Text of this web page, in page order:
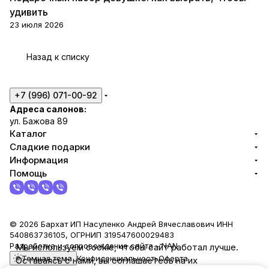
удивить
23 июля 2026
Назад к списку
+7 (996) 071-00-92
Адреса салонов:
ул. Бажова 89
Каталог
Сладкие подарки
Информация
Помощь
© 2026 Бархат ИП Насуленко Андрей Вячеславович ИНН
540863736105, ОГРНИП 319547600029483
Разработка и сопровождение сайта -NAN
Темная тема КонфиденциальностьОферта
Мы используем cookie, чтобы сайт работал лучше.
Оставаясь с нами, вы соглашаетесь на их